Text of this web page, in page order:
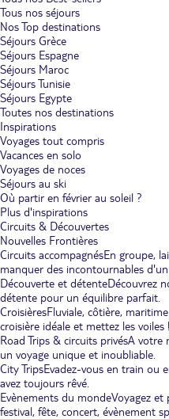
Tous nos séjours
Nos Top destinations
Séjours Grèce
Séjours Espagne
Séjours Maroc
Séjours Tunisie
Séjours Egypte
Toutes nos destinations
Inspirations
Voyages tout compris
Vacances en solo
Voyages de noces
Séjours au ski
Où partir en février au soleil ?
Plus d'inspirations
Circuits & Découvertes
Nouvelles Frontières
Circuits accompagnésEn groupe,
manquer des incontournables
Découverte et détenteDécouvrez
détente pour un équilibre parfait.
CroisièresFluviale, côtière,
croisière idéale et mettez les voiles !
Road Trips & circuits privésA votre
un voyage unique et inoubliable.
City TripsEvadez-vous en train ou
avez toujours rêvé.
Evènements du mondeVoyagez et
festival, fête, concert, évènement